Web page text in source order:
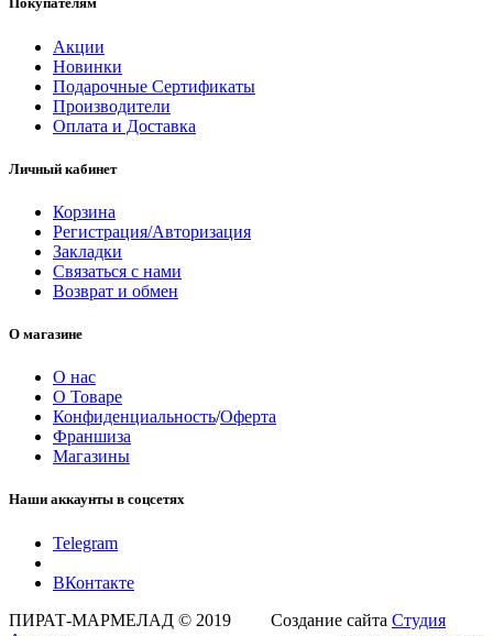
Акции
Новинки
Подарочные Сертификаты
Производители
Оплата и Доставка
Личный кабинет
Корзина
Регистрация/Авторизация
Закладки
Связаться с нами
Возврат и обмен
О магазине
О нас
О Товаре
Конфиденциальность/Оферта
Франшиза
Магазины
Наши аккаунты в соцсетях
Telegram
ВКонтакте
ПИРАТ-МАРМЕЛАД © 2019 Создание сайта Студия